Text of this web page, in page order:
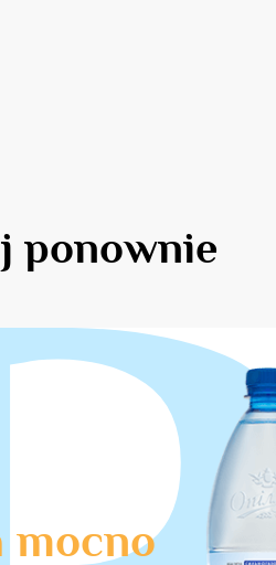
ponownie
mocno